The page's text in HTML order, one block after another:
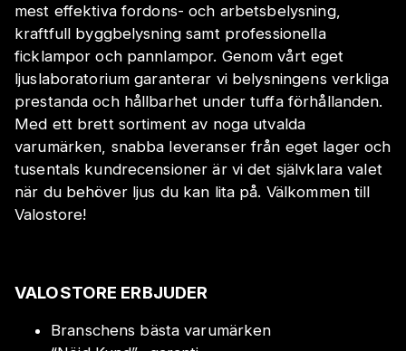
mest effektiva fordons- och arbetsbelysning,
kraftfull byggbelysning samt professionella
ficklampor och pannlampor. Genom vårt eget
ljuslaboratorium garanterar vi belysningens verkliga
prestanda och hållbarhet under tuffa förhållanden.
Med ett brett sortiment av noga utvalda
varumärken, snabba leveranser från eget lager och
tusentals kundrecensioner är vi det självklara valet
när du behöver ljus du kan lita på. Välkommen till
Valostore!
VALOSTORE ERBJUDER
Branschens bästa varumärken